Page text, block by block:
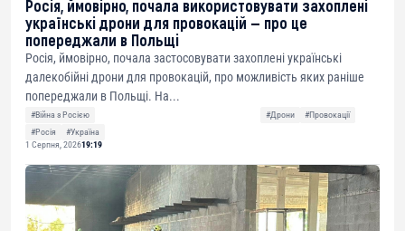
Росія, ймовірно, почала використовувати захоплені
українські дрони для провокацій — про це
попереджали в Польщі
Росія, ймовірно, почала застосовувати захоплені українські
далекобійні дрони для провокацій, про можливість яких раніше
попереджали в Польщі. На...
#Війна з Росією #Дрони
#Провокації
#Росія
#Україна
1 Серпня, 202619:19